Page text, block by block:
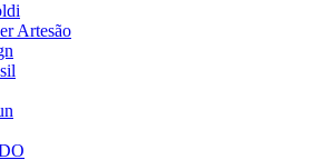
Artesão